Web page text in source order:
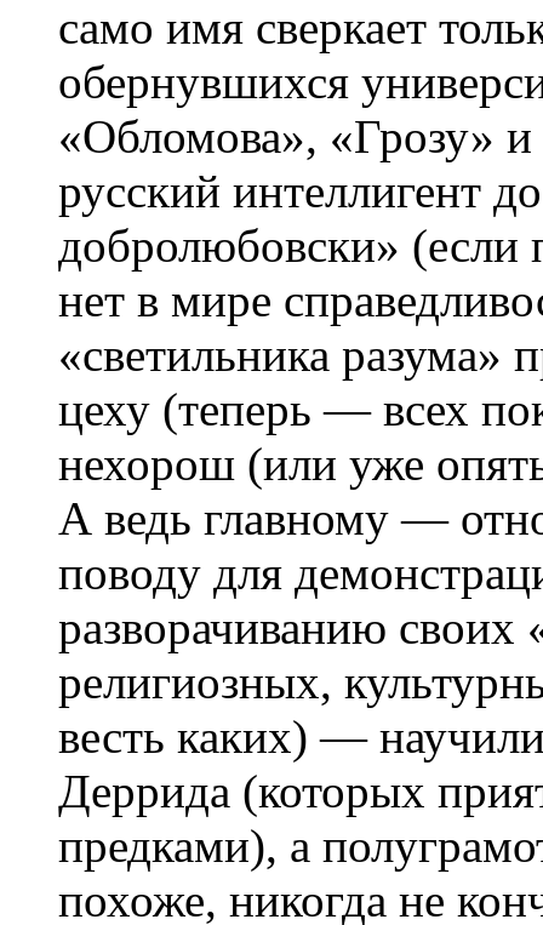
само имя сверкает
обернувшихся
«Обломова», «Грозу»
русский интеллигент
добролюбовски»
нет в мире
«светильника разума»
цеху (теперь — всех
нехорош (или уже
А ведь главному —
поводу для
разворачиванию своих
религиозных,
весть каких) —
Деррида (которых
предками), а
похоже, никогда не